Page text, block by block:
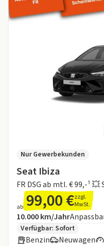
Seat Ibiza
FR DSG ab mtl. € 99,-¹ 💥
Nur Gewerbekunden
ab 99,00 €zzgl.
MwSt.
Angebotsdetails:
Inklusive Laufleistung
10.000 km/Jahr
Zusätzliche
Verfügbar: Sofort
Benzin Neuwagen